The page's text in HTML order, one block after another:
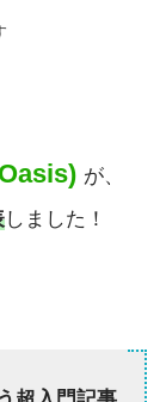
が、
しました！